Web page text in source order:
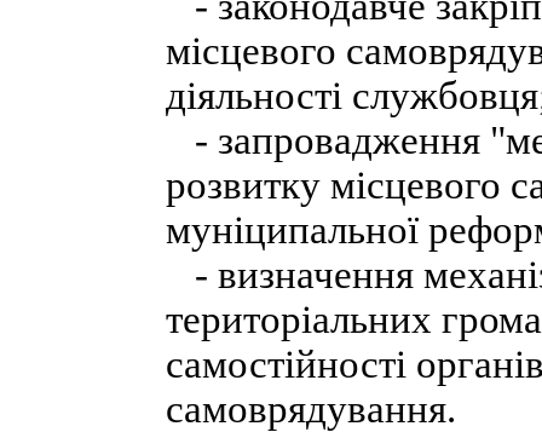
місцевого
діяльності
- запровадження
розвитку місцевого
муніципальної
- визначення
територіальних
самостійності
самоврядування.